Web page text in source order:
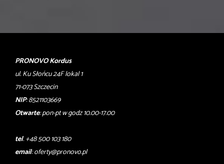
PRONOVO Kordus
ul. Ku Słońcu 24F lokal 1
71-073 Szczecin
NIP: 8521103669
Otwarte: pon-pt w godz 10.00-17.00
tel. +48 500 103 180
email:oferty@pronovo.pl